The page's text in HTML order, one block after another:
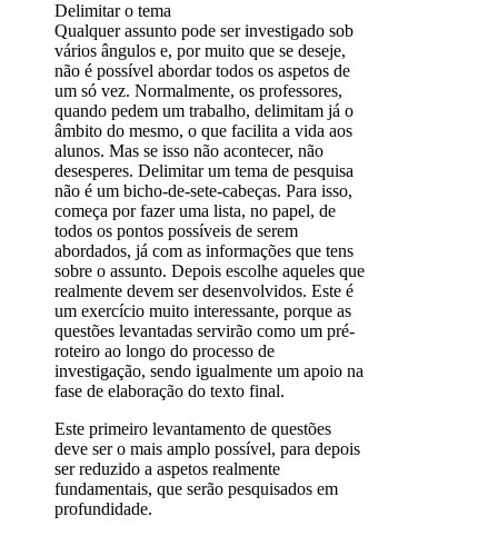
Delimitar o tema
Qualquer assunto pode ser investigado sob
vários ângulos e, por muito que se deseje,
não é possível abordar todos os aspetos de
um só vez. Normalmente, os professores,
quando pedem um trabalho, delimitam já o
âmbito do mesmo, o que facilita a vida aos
alunos. Mas se isso não acontecer, não
desesperes. Delimitar um tema de pesquisa
não é um bicho-de-sete-cabeças. Para isso,
começa por fazer uma lista, no papel, de
todos os pontos possíveis de serem
abordados, já com as informações que tens
sobre o assunto. Depois escolhe aqueles que
realmente devem ser desenvolvidos. Este é
um exercício muito interessante, porque as
questões levantadas servirão como um pré-
roteiro ao longo do processo de
investigação, sendo igualmente um apoio na
fase de elaboração do texto final.
Este primeiro levantamento de questões
deve ser o mais amplo possível, para depois
ser reduzido a aspetos realmente
fundamentais, que serão pesquisados em
profundidade.